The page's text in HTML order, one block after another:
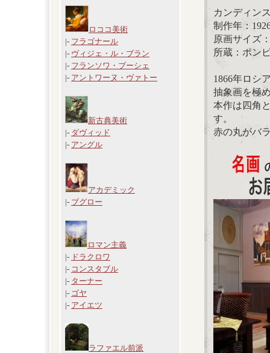
ロココ美術
|- フラゴナール
|- ヴィジェ・ル・ブラン
|- フランソワ・ブーシェ
|- アントワーヌ・ヴァトー
新古典美術
|- ダヴィッド
|- アングル
アカデミック
|- ブグロー
ロマン主義
|- ドラクロワ
|- コンスタブル
|- ターナー
|- ゴヤ
|- アイエツ
ラファエル前派
カンディン
制作年：
原画サイズ
所蔵：ポン
1866年ロシ
抽象画を極
本作は四角
す。
赤の丸がバ